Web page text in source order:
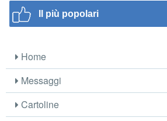
Il più popolari
Home
Messaggi
Cartoline